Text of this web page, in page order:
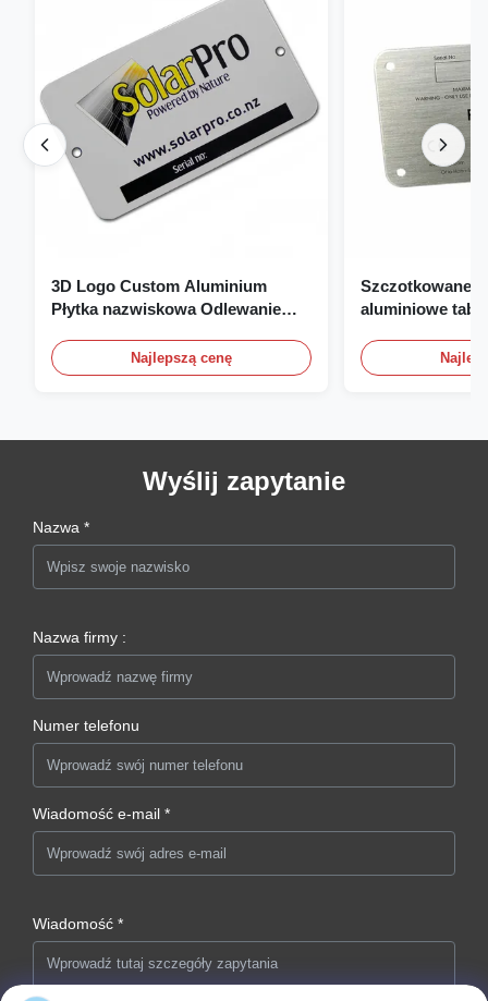
3D Logo Custom Aluminium
Płytka nazwiskowa Odlewanie
nazwiskowaNajlepszą cenę
Szczotkowane,
aluminiowe
niestandardowe
znamionowe z
Wyślij zapytanie
Nazwa *
Nazwa firmy :
Numer telefonu
Wiadomość e-mail *
Wiadomość *